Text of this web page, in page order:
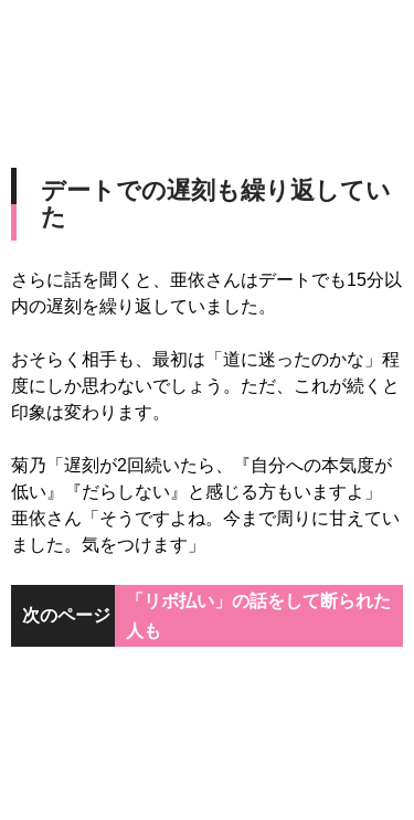
デートでの遅刻も繰り返してい
た
さらに話を聞くと、亜依さんはデートでも15分以
内の遅刻を繰り返していました。
おそらく相手も、最初は「道に迷ったのかな」程
度にしか思わないでしょう。ただ、これが続くと
印象は変わります。
菊乃「遅刻が2回続いたら、『自分への本気度が
低い』『だらしない』と感じる方もいますよ」
亜依さん「そうですよね。今まで周りに甘えてい
ました。気をつけます」
次のページ
「リボ払い」の話をして断られた
人も